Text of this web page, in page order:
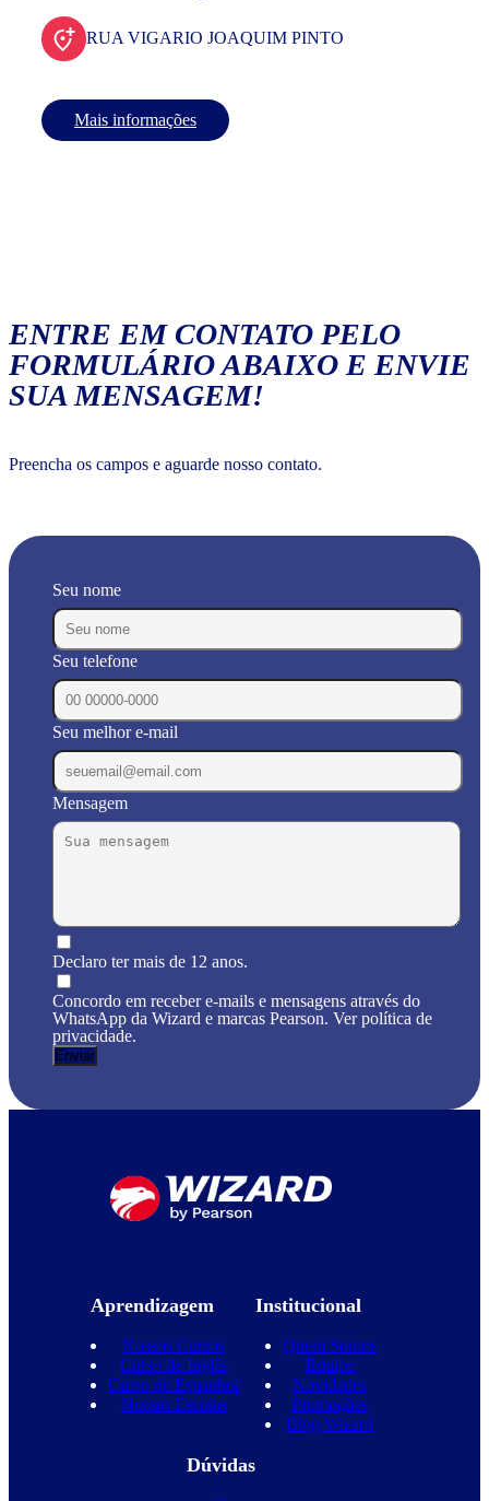
RUA VIGARIO JOAQUIM PINTO
Mais informações
ENTRE EM CONTATO PELO
FORMULÁRIO ABAIXO E ENVIE
SUA MENSAGEM!
Preencha os campos e aguarde nosso contato.
Seu nome
Seu telefone
Seu melhor e-mail
Mensagem
Declaro ter mais de 12 anos.
Concordo em receber e-mails e mensagens através do
WhatsApp da Wizard e marcas Pearson. Ver política de
privacidade.
Aprendizagem
Nossos Cursos
Curso de Inglês
Curso de Espanhol
Nossas Escolas
Institucional
Quem Somos
Equipe
Novidades
Promoções
Blog Wizard
Dúvidas